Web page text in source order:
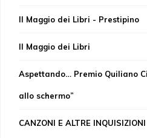
Il Maggio dei Libri - Prestipino
Il Maggio dei Libri
Aspettando… Premio Quiliano
allo schermo”
CANZONI E ALTRE